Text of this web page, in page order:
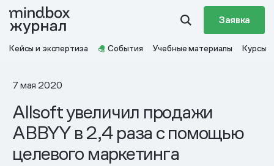
Заявка
Кейсы и экспертиза События Учебные материалы Курсы
7 мая 2020
Allsoft увеличил продажи
ABBYY в 2,4 раза с помощью
целевого маркетинга